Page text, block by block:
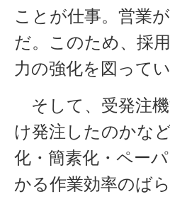
ことが仕事。営業
だ。このため、採
力の強化を図ってい
そして、受発注
け発注したのかな
化・簡素化・ペー
かる作業効率のば